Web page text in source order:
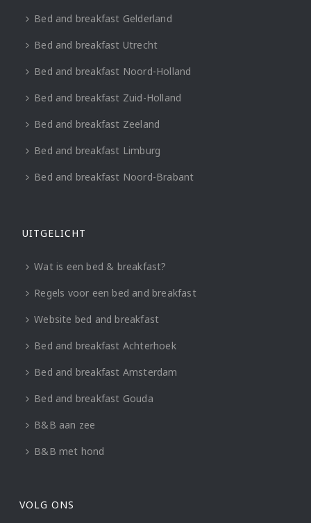
Bed and breakfast Gelderland
Bed and breakfast Utrecht
Bed and breakfast Noord-Holland
Bed and breakfast Zuid-Holland
Bed and breakfast Zeeland
Bed and breakfast Limburg
Bed and breakfast Noord-Brabant
UITGELICHT
Wat is een bed & breakfast?
Regels voor een bed and breakfast
Website bed and breakfast
Bed and breakfast Achterhoek
Bed and breakfast Amsterdam
Bed and breakfast Gouda
B&B aan zee
B&B met hond
VOLG ONS